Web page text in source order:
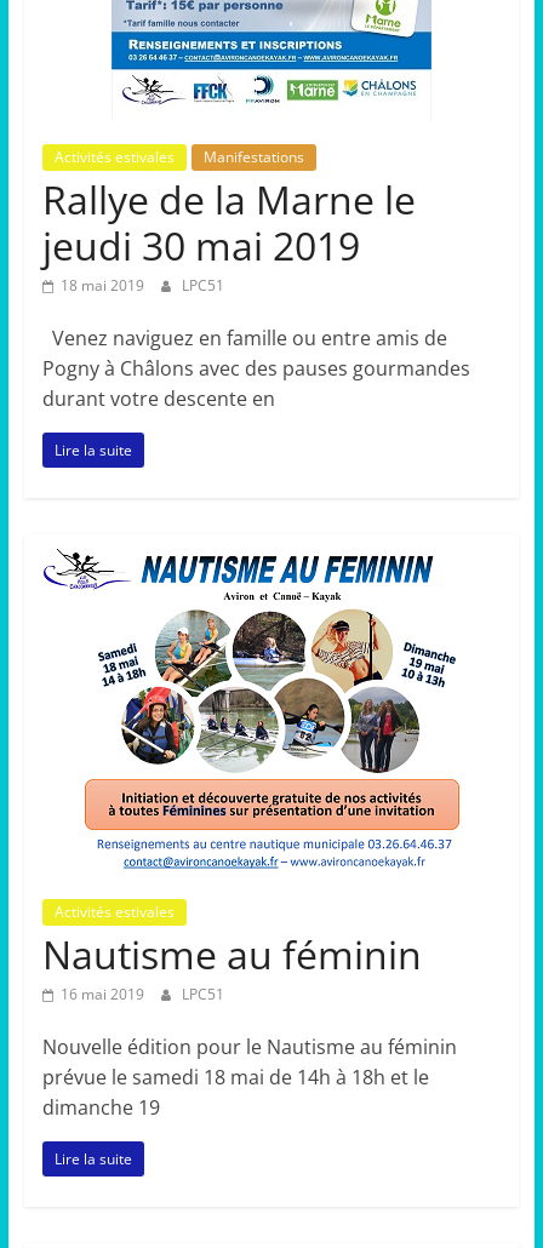
Activités estivales Manifestations
Rallye de la Marne le
jeudi 30 mai 2019
18 mai 2019 LPC51
Venez naviguez en famille ou entre amis de
Pogny à Châlons avec des pauses gourmandes
durant votre descente en
Lire la suite
Activités estivales
Nautisme au féminin
16 mai 2019 LPC51
Nouvelle édition pour le Nautisme au féminin
prévue le samedi 18 mai de 14h à 18h et le
dimanche 19
Lire la suite